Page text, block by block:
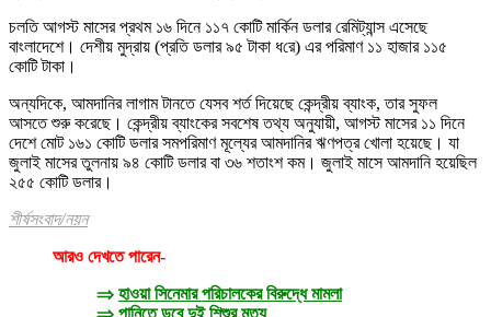
চলতি আগস্ট মাসের প্রথম ১৬ দিনে ১১৭ কো‌টি মার্কিন ডলার রেমিট্যান্স এসেছে
বাংলাদেশে। দেশীয় মুদ্রায় (প্র‌তি ডলার ৯৫ টাকা ধ‌রে) এর পরিমাণ ১১ হাজার ১১৫
কোটি টাকা।
অন্যদিকে, আমদানির লাগাম টানতে যেসব শর্ত দিয়েছে কেন্দ্রীয় ব্যাংক, তার সুফল
আসতে শুরু করেছে। কেন্দ্রীয় ব্যাংকের সবশেষ তথ্য অনুযায়ী, আগস্ট মাসের ১১ দিনে
দেশে মোট ১৬১ কোটি ডলার সমপরিমাণ মূল্যের আমদানির ঋণপত্র খোলা হয়েছে। যা
জুলাই মাসের তুলনায় ৯৪ কোটি ডলার বা ৩৬ শতাংশ কম। জুলাই মাসে আমদানি হয়েছিল
২৫৫ কোটি ডলার।
শীর্ষসংবাদ/নয়ন
আরও দেখতে পারেন-
⇒ হাওয়া সিনেমার পরিচালকের বিরুদ্ধে মামলা
⇒ পানিতে ডুবে দুই শিশুর মৃত্যু